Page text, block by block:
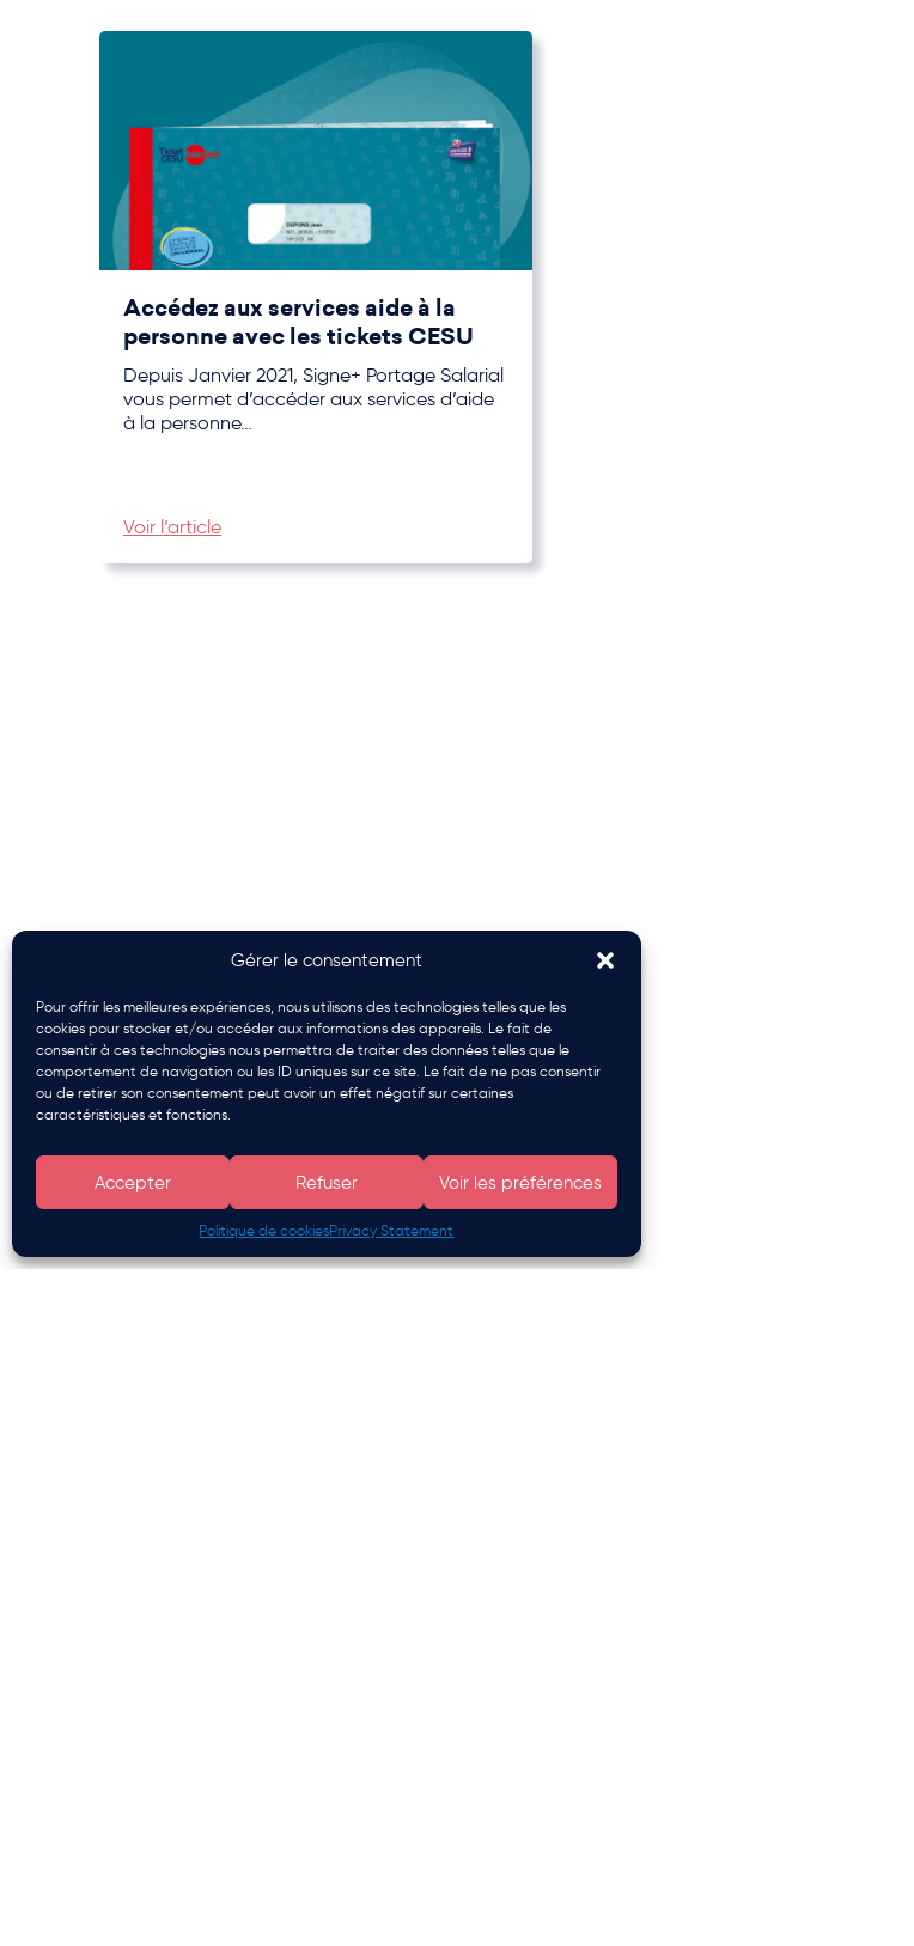
Gérer le consentement
Pour offrir les meilleures expériences, nous utilisons des technologies telles que les
cookies pour stocker et/ou accéder aux informations des appareils. Le fait de
consentir à ces technologies nous permettra de traiter des données telles que le
comportement de navigation ou les ID uniques sur ce site. Le fait de ne pas consentir
ou de retirer son consentement peut avoir un effet négatif sur certaines
caractéristiques et fonctions.
Accepter Refuser Voir les préférences
Politique de cookiesPrivacy Statement
Accédez aux services aide à la
personne avec les tickets CESU
Depuis Janvier 2021, Signe+ Portage Salarial
vous permet d’accéder aux services d’aide
à la personne…
Voir l’article